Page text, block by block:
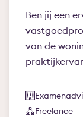
Ben jij een
van de
Freelance